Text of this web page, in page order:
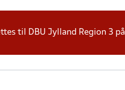
til DBU Jylland Region 3 på